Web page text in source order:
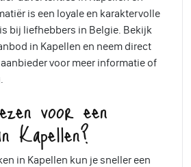
is een loyale en karaktervolle
bij liefhebbers in Belgie. Bekijk
in Kapellen en neem direct
voor meer informatie of
voor een
Kapellen?
in Kapellen kun je sneller een